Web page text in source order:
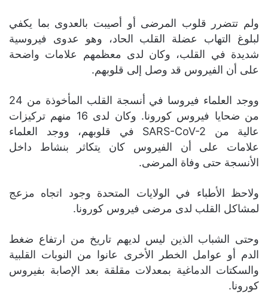
ولم تتضرر قلوب المرضى أو أصيبت بالعدوى بما يكفي
لبلوغ التهاب عضلة القلب الحاد، وهو عدوى فيروسية
شديدة في القلب، وكان لدى معظمهم علامات واضحة
على أن الفيروس قد وصل إلى قلوبهم.
ووجد العلماء فيروسا في أنسجة القلب المأخوذة من 24
من ضحايا فيروس كورونا. وكان لدى 16 منهم تركيزات
عالية من SARS-CoV-2 في قلوبهم، ووجد العلماء
علامات على أن الفيروس كان يتكاثر بنشاط داخل
الأنسجة حتى وفاة المرضى.
ولاحظ الأطباء في الولايات المتحدة وجود اتجاه مزعج
لمشاكل القلب لدى مرضى فيروس كورونا.
وحتى الشباب الذين ليس لديهم تاريخ من ارتفاع ضغط
الدم أو عوامل الخطر الأخرى عانوا من النوبات القلبية
والسكتات الدماغية بمعدلات مقلقة بعد الإصابة بفيروس
كورونا.